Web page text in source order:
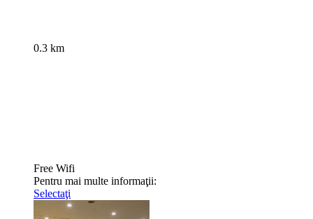
0.3 km
Free Wifi
Pentru mai multe informaţii:
Selectaţi